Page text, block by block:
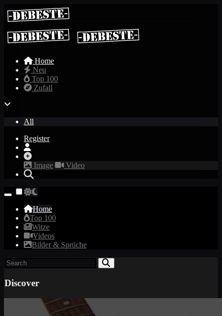
Home
Neu
Top 100
Zufall
All
Register
Image Video
Home
Top 100
Witze
Videos
Bilder & Sprüche
Discover